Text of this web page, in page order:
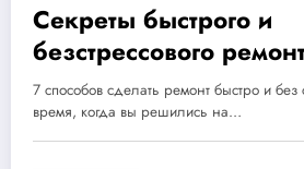
Секреты быстрого и
безстрессового
уютному обновлению
7 способов сделать ремонт быстро и без
время, когда вы решились на…